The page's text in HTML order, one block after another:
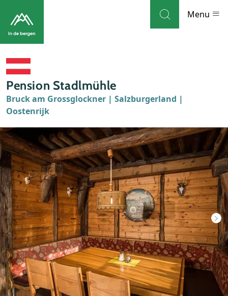
Menu
Bestemmingen
Weblog
Thema's
Bezienswaardigheden
Tips
Pension Stadlmühle
Bruck am Grossglockner | Salzburgerland |
Oostenrijk